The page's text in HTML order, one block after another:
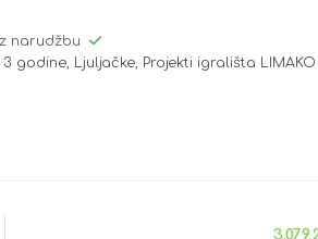
narudžbu
3 godine, Ljuljačke, Projekti igrališta